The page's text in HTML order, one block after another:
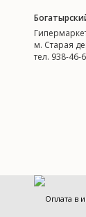
м. Старая
тел. 938-46-